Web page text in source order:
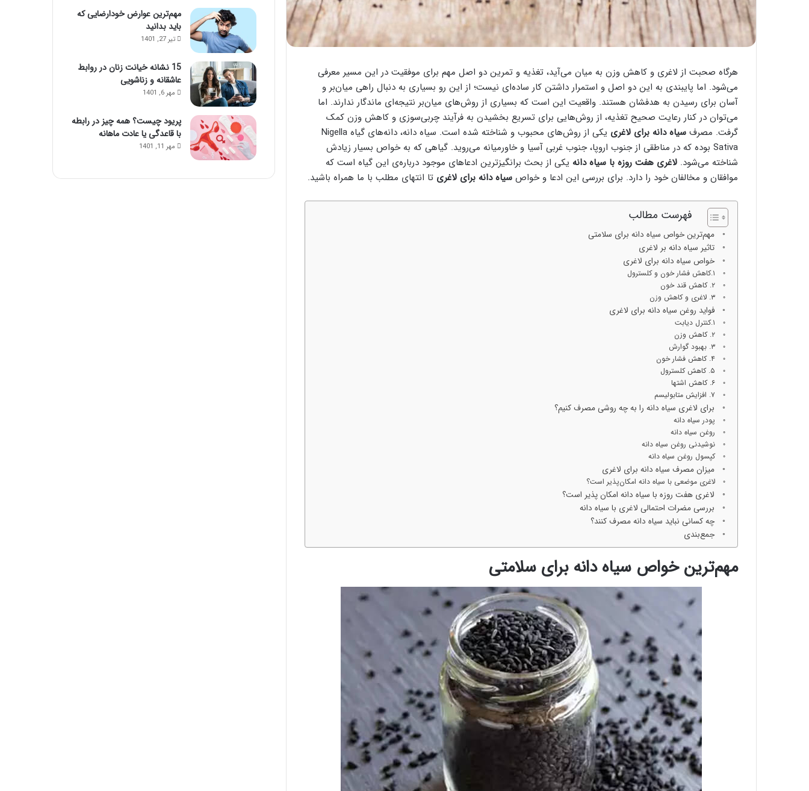
هرگاه صحبت از لاغری و کاهش وزن به میان می‌آید، تغذیه و تمرین دو اصل مهم برای موفقیت در این مسیر معرفی
می‌شود. اما پایبندی به این دو اصل و استمرار داشتن کار ساده‌ای نیست؛ از این رو بسیاری به دنبال راهی میان‌بر و
آسان برای رسیدن به هدفشان هستند. واقعیت این است که بسیاری از روش‌های میان‌بر نتیجه‌ای ماندگار ندارند. اما
می‌توان در کنار رعایت صحیح تغذیه، از روش‌هایی برای تسریع بخشیدن به فرآیند چربی‌سوزی و کاهش وزن کمک
گرفت. مصرف سیاه دانه برای لاغری
یکی از روش‌های محبوب و شناخته شده است. سیاه دانه، دانه‌های گیاه Nigella
Sativa بوده که در مناطقی از جنوب اروپا، جنوب غربی آسیا و خاورمیانه می‌روید. گیاهی که به خواص بسیار زیادش
شناخته می‌شود. لاغری هفت روزه با سیاه دانه یکی از بحث برانگیزترین ادعاهای موجود درباره‌ی این گیاه است که
موافقان و مخالفان خود را دارد. برای بررسی این ادعا و خواص سیاه دانه برای لاغری تا انتهای مطلب با ما همراه باشید.
فهرست مطالب
مهم‌ترین خواص سیاه دانه برای سلامتی
تاثیر سیاه دانه بر لاغری
خواص سیاه دانه برای لاغری
۱.کاهش فشار خون و کلسترول
۲. کاهش قند خون
۳. لاغری و کاهش وزن
فواید روغن سیاه دانه برای لاغری
۱.کنترل دیابت
۲. کاهش وزن
۳. بهبود گوارش
۴. کاهش فشار خون
۵. کاهش کلسترول
۶. کاهش اشتها
۷. افزایش متابولیسم
برای لاغری سیاه دانه را به چه روشی مصرف کنیم؟
پودر سیاه دانه
روغن سیاه دانه
نوشیدنی روغن سیاه دانه
کپسول روغن سیاه دانه
میزان مصرف سیاه دانه برای لاغری
لاغری موضعی با سیاه دانه امکان‌پذیر است؟
لاغری هفت روزه با سیاه دانه امکان پذیر است؟
بررسی مضرات احتمالی لاغری با سیاه دانه
چه کسانی نباید سیاه دانه مصرف کنند؟
جمع‌بندی
مهم‌ترین خواص سیاه دانه برای سلامتی
مهم‌ترین عوارض خودارضایی که
باید بدانید
تیر 27, 1401
15 نشانه خیانت زنان در روابط
عاشقانه و زناشویی
مهر 6, 1401
پریود چیست؟ همه چیز در رابطه
با قاعدگی یا عادت ماهانه
مهر 11, 1401